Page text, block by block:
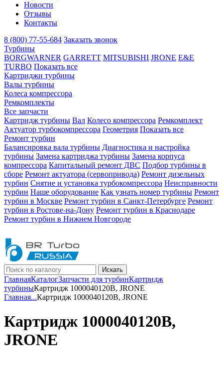
Новости
Отзывы
Контакты
8 (800) 77-55-684 Заказать звонок
Турбины
BORGWARNER GARRETT MITSUBISHI JRONE E&E
TURBO Показать все
Картриджи турбины
Валы турбины
Колеса компрессора
Ремкомплекты
Все запчасти
Картридж турбины Вал Колесо компрессора Ремкомплект
Актуатор турбокомпрессора Геометрия Показать все
Ремонт турбин
Балансировка вала турбины Диагностика и настройка
турбины Замена картриджа турбины Замена корпуса
компрессора Капитальный ремонт ДВС Подбор турбины в
сборе Ремонт актуатора (сервопривода) Ремонт дизельных
турбин Снятие и установка турбокомпрессора Неисправности
турбин Наше оборудование Как узнать номер турбины Ремонт
турбин в Москве Ремонт турбин в Санкт-Петербурге Ремонт
турбин в Ростове-на-Дону Ремонт турбин в Краснодаре
Ремонт турбин в Нижнем Новгороде
Искать
ГлавнаяКаталогЗапчасти для турбинКартридж
турбиныКартридж 1000040120B, JRONE
Главная...Картридж 1000040120B, JRONE
Картридж 1000040120B,
JRONE